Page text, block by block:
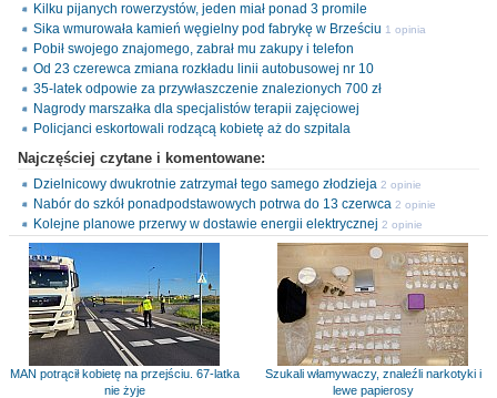
Kilku pijanych rowerzystów, jeden miał ponad 3 promile
Sika wmurowała kamień węgielny pod fabrykę w Brześciu 1 opinia
Pobił swojego znajomego, zabrał mu zakupy i telefon
Od 23 czerewca zmiana rozkładu linii autobusowej nr 10
35-latek odpowie za przywłaszczenie znalezionych 700 zł
Nagrody marszałka dla specjalistów terapii zajęciowej
Policjanci eskortowali rodzącą kobietę aż do szpitala
Najczęściej czytane i komentowane:
Dzielnicowy dwukrotnie zatrzymał tego samego złodzieja 2 opinie
Nabór do szkół ponadpodstawowych potrwa do 13 czerwca 2 opinie
Kolejne planowe przerwy w dostawie energii elektrycznej 2 opinie
MAN potrącił kobietę na przejściu. 67-latka
nie żyje
Szukali włamywaczy, znaleźli narkotyki i
lewe papierosy